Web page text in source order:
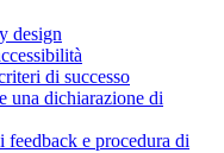
design
di successo
una dichiarazione di
feedback e procedura di